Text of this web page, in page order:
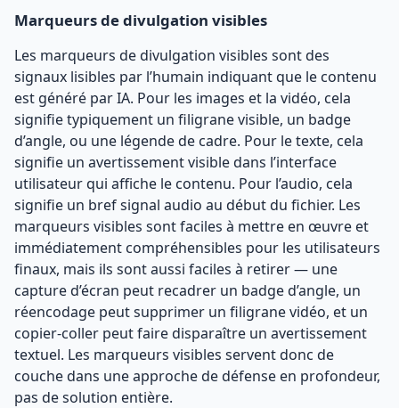
Marqueurs de divulgation visibles
Les marqueurs de divulgation visibles sont des
signaux lisibles par l’humain indiquant que le contenu
est généré par IA. Pour les images et la vidéo, cela
signifie typiquement un filigrane visible, un badge
d’angle, ou une légende de cadre. Pour le texte, cela
signifie un avertissement visible dans l’interface
utilisateur qui affiche le contenu. Pour l’audio, cela
signifie un bref signal audio au début du fichier. Les
marqueurs visibles sont faciles à mettre en œuvre et
immédiatement compréhensibles pour les utilisateurs
finaux, mais ils sont aussi faciles à retirer — une
capture d’écran peut recadrer un badge d’angle, un
réencodage peut supprimer un filigrane vidéo, et un
copier-coller peut faire disparaître un avertissement
textuel. Les marqueurs visibles servent donc de
couche dans une approche de défense en profondeur,
pas de solution entière.